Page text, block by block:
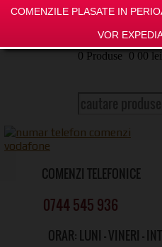
COMENZILE PLASATE IN
VOR
0 Produse 0 00
COMENZI TELEFONICE
0744 545 936
ORAR: LUNI - VINERI -